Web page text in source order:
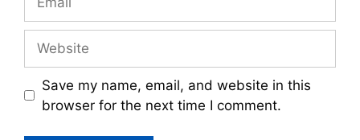
Save my name, email, and website in this
browser for the next time I comment.